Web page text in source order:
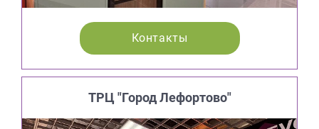
Контакты
ТРЦ "Город Лефортово"